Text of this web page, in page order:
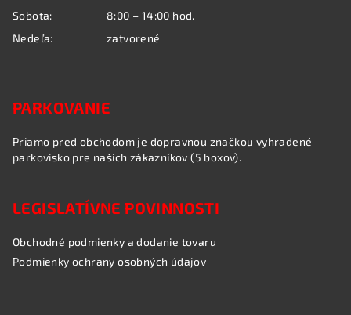
Sobota:
8:00 – 14:00 hod.
Nedeľa:
zatvorené
PARKOVANIE
Priamo pred obchodom je dopravnou značkou vyhradené
parkovisko pre našich zákazníkov (5 boxov).
LEGISLATÍVNE POVINNOSTI
Obchodné podmienky a dodanie tovaru
Podmienky ochrany osobných údajov